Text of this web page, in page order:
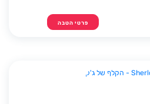
פרטי הטבה